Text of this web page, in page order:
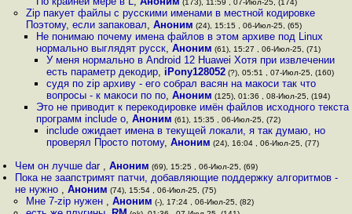
(173), 11:59 , 07-Июл-25, (174)
Zip пакует файлы с русскими именами в местной кодировке
Поэтому, если запаковал, Аноним (24), 15:15 , 06-Июл-25, (65)
Не понимаю почему имена файлов в этом архиве под Linux
нормально выглядят русск, Аноним (61), 15:27 , 06-Июл-25, (71)
У меня нормально в Android 12 Huawei Хотя при извлечении
есть параметр декодир, iPony128052 (?), 05:51 , 07-Июл-25, (160)
судя по zip архиву - его собрал васян на макоси так что
вопросы - к макоси по по,Аноним (125), 01:36 , 08-Июл-25, (194)
Это не приводит к перекодировке имён файлов исходного текста
программ include о, Аноним (61), 15:35 , 06-Июл-25, (72)
include ожидает имена в текущей локали, я так думаю, но
проверял Просто потому,Аноним (24), 16:04 , 06-Июл-25, (77)
Чем он лучше dar ,Аноним (69), 15:25 , 06-Июл-25, (69)
Пока не заапстримят патчи, добавляющие поддержку алгоритмов -
не нужно ,Аноним (74), 15:54 , 06-Июл-25, (75)
Мне 7-zip нужен , Аноним (-), 17:24 , 06-Июл-25, (82)